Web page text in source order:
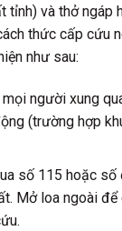
tỉnh) và thở ngáp
thức cấp cứu
như sau:
người xung
(trường hợp
số 115 hoặc
Mở loa ngoài